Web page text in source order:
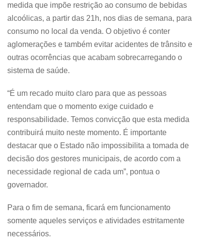
medida que impõe restrição ao consumo de bebidas
alcoólicas, a partir das 21h, nos dias de semana, para
consumo no local da venda. O objetivo é conter
aglomerações e também evitar acidentes de trânsito e
outras ocorrências que acabam sobrecarregando o
sistema de saúde.
“É um recado muito claro para que as pessoas
entendam que o momento exige cuidado e
responsabilidade. Temos convicção que esta medida
contribuirá muito neste momento. É importante
destacar que o Estado não impossibilita a tomada de
decisão dos gestores municipais, de acordo com a
necessidade regional de cada um”, pontua o
governador.
Para o fim de semana, ficará em funcionamento
somente aqueles serviços e atividades estritamente
necessários.